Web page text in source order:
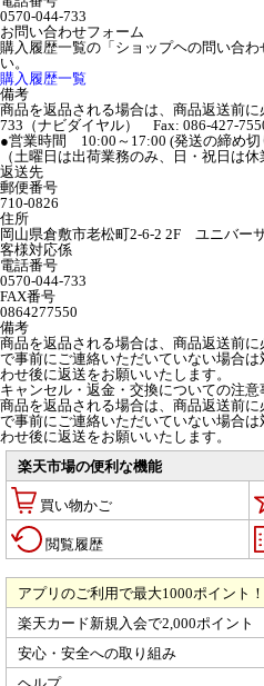
0570-044-733
お問い合わせフォーム
購入履歴一覧の「ショップヘの問い合
い。
購入履歴一覧
備考
商品を返品される場合は、商品返送前
733（ナビダイヤル） Fax: 086-427-
●営業時間 10:00～17:00 (発送の締め
（土曜日は出荷業務のみ、日・祝日は休
返送先
郵便番号
710-0826
住所
岡山県倉敷市老松町2-6-2 2F ユニバー
客様対応係
電話番号
0570-044-733
FAX番号
0864277550
備考
商品を返品される場合は、商品返送前
で事前にご連絡いただいていない場合
わせ後に返送をお願いいたします。
キャンセル・返金・交換についての注意
商品を返品される場合は、商品返送前
で事前にご連絡いただいていない場合
わせ後に返送をお願いいたします。
楽天市場の便利な機能
買い物かご
閲覧履歴
アプリのご利用で最大1000ポイント！
楽天カード新規入会で2,000ポイント
安心・安全への取り組み